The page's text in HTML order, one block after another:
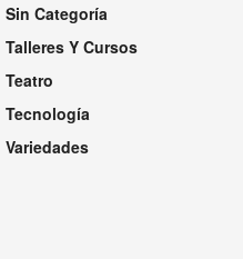
Sin Categoría
Talleres Y Cursos
Teatro
Tecnología
Variedades